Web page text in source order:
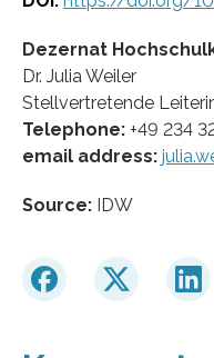
Dezernat
Dr. Julia Weiler
Stellvertretende
Telephone: +49 234
email address:
Source: IDW